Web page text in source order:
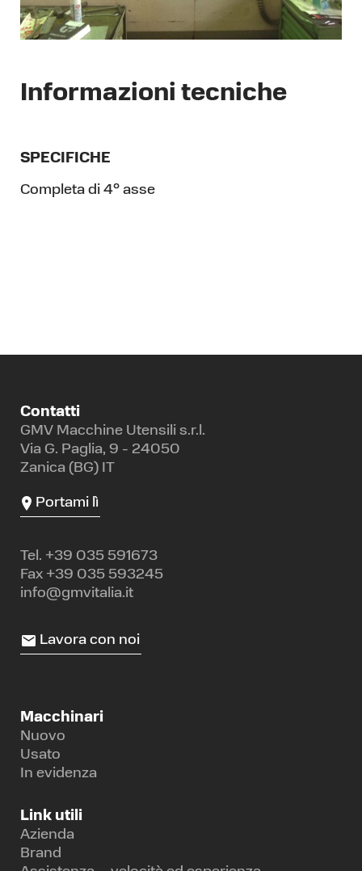
Informazioni tecniche
SPECIFICHE
Completa di 4° asse
Contatti
GMV Macchine Utensili s.r.l.
Via G. Paglia, 9 - 24050
Zanica (BG) IT
Portami lì
Tel. +39 035 591673
Fax +39 035 593245
info@gmvitalia.it
Lavora con noi
Macchinari
Nuovo
Usato
In evidenza
Link utili
Azienda
Brand